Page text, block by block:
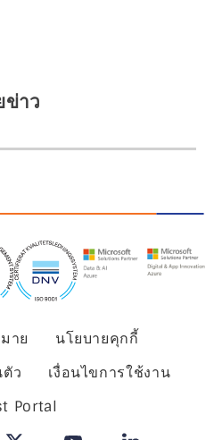
ข่าว
าย
นโยบายคุกกี้
ว
เงื่อนไขการใช้งาน
Portal